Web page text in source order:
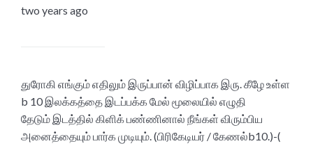
two years ago
துரோகி எங்கும் எதிலும் இருப்பான் விழிப்பாக இரு. கீழே உள்ள
b 10 இலக்கத்தை இடப்பக்க மேல் மூலையில் எழுதி
தேடும் இடத்தில் கிளிக் பண்ணினால் நீங்கள் விரும்பிய
அனைத்தையும் பார்க முடியும். (பிரிகேடியர் / கேணல்b10.)-(